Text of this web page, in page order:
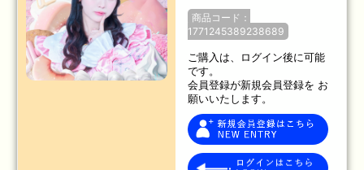
商品コード：
1771245389238689
ご購入は、ログイン後に可能
です。
会員登録が新規会員登録を お
願いいたします。